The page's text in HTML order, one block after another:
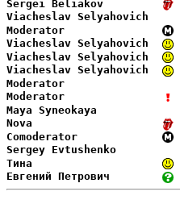
Sergei Beliakov
Viacheslav Selyahovich
Moderator
Viacheslav Selyahovich
Viacheslav Selyahovich
Viacheslav Selyahovich
Moderator
Moderator
Maya Syneokaya
Nova
Comoderator
Sergey Evtushenko
Тина
Евгений Петрович